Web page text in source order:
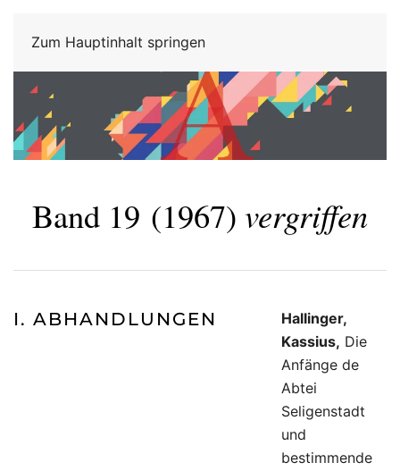
Zum Hauptinhalt springen
Band 19 (1967) vergriffen
I. ABHANDLUNGEN
Hallinger,
Kassius, Die
Anfänge de
Abtei
Seligenstadt
und
bestimmende